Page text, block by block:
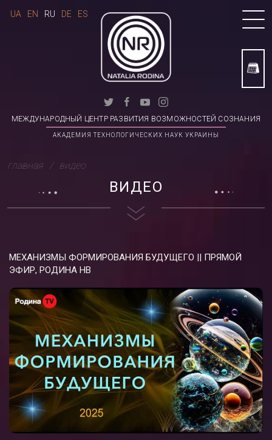
МЕЖДУНАРОДНЫЙ ЦЕНТР РАЗВИТИЯ ВОЗМОЖНОСТЕЙ СОЗНАНИЯ
АКАДЕМИЯ ТЕХНОЛОГИЧЕСКИХ НАУК УКРАИНЫ
UA EN RU DE ES
главная видео
ВИДЕО
МЕХАНИЗМЫ ФОРМИРОВАНИЯ БУДУЩЕГО || ПРЯМОЙ
ЭФИР, РОДИНА НВ